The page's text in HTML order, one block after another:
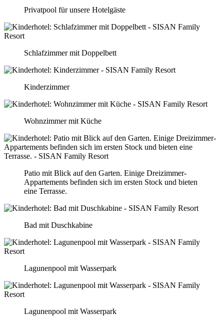
Privatpool für unsere Hotelgäste
Schlafzimmer mit Doppelbett
Kinderzimmer
Wohnzimmer mit Küche
Patio mit Blick auf den Garten. Einige Dreizimmer-
Appartements befinden sich im ersten Stock und bieten
eine Terrasse.
Bad mit Duschkabine
Lagunenpool mit Wasserpark
Lagunenpool mit Wasserpark